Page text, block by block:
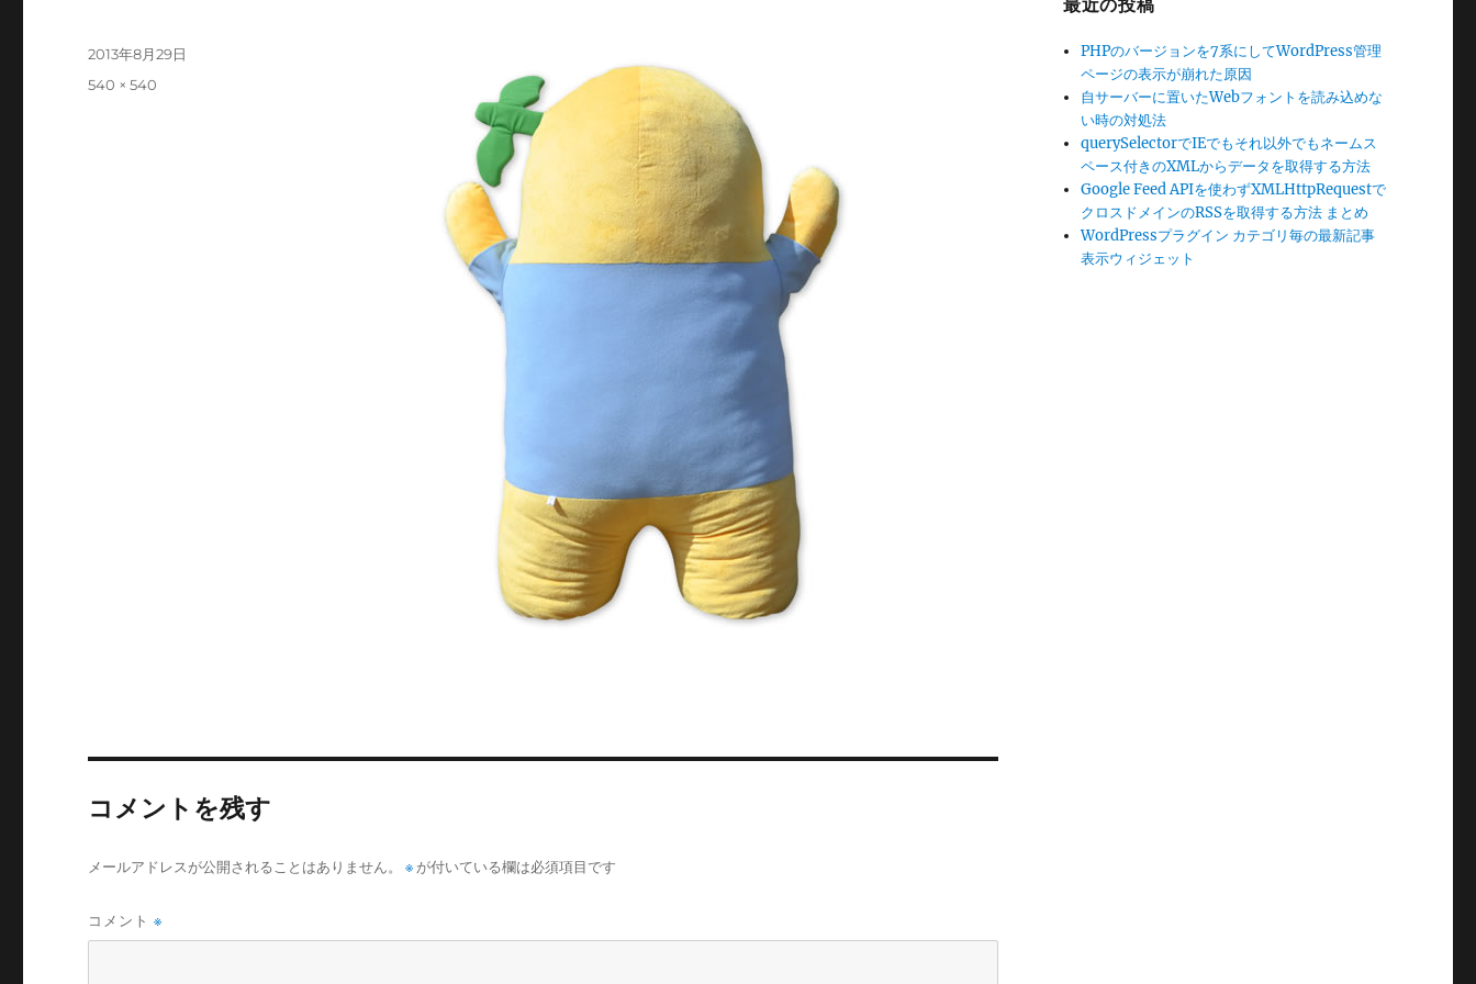
投
2013年8月29日
フ
540 × 540
コメントを残す
メールアドレスが公開されることはありません。 ※ が付いている欄は必須項目です
コメント※
最近の投稿
PHPのバージョンを7系にしてWordPress管理
ページの表示が崩れた原因
自サーバーに置いたWebフォントを読み込めな
い時の対処法
querySelectorでIEでもそれ以外でもネームス
ペース付きのXMLからデータを取得する方法
Google Feed APIを使わずXMLHttpRequestで
クロスドメインのRSSを取得する方法 まとめ
WordPressプラグイン カテゴリ毎の最新記事
表示ウィジェット